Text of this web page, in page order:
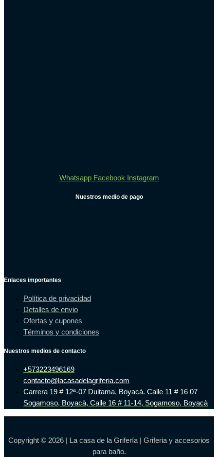
Whatsapp Facebook Instagram
Nuestros medio de pago
Enlaces importantes
Política de privacidad
Detalles de envio
Ofertas y cupones
Términos y condiciones
Nuestros medios de contacto
+573223496169
contacto@lacasadelagriferia.com
Carrera 19 # 12ª-07 Duitama, Boyacá. Calle 11 # 16 07
Sogamoso, Boyacà, Calle 16 # 11-14, Sogamoso, Boyacà
Copyright © 2026 | La casa de la Grifería | Griferia y accesorios
para baño.